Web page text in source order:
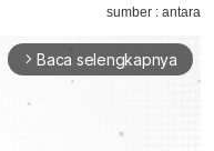
sumber : antara
arrow_forward_ios Baca selengkapnya